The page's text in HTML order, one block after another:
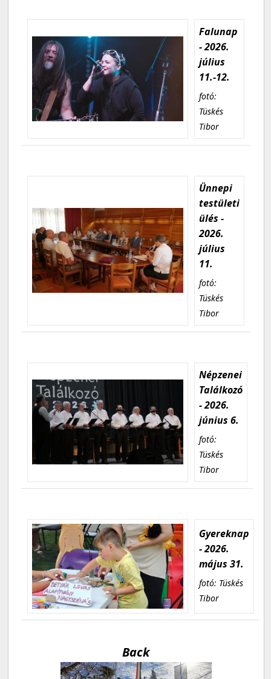
Falunap
- 2026.
július
11.-12.
fotó:
Tüskés
Tibor
Ünnepi
testületi
ülés -
2026.
július
11.
fotó:
Tüskés
Tibor
Népzenei
Találkozó
- 2026.
június 6.
fotó:
Tüskés
Tibor
Gyereknap
- 2026.
május 31.
fotó: Tüskés
Tibor
Back